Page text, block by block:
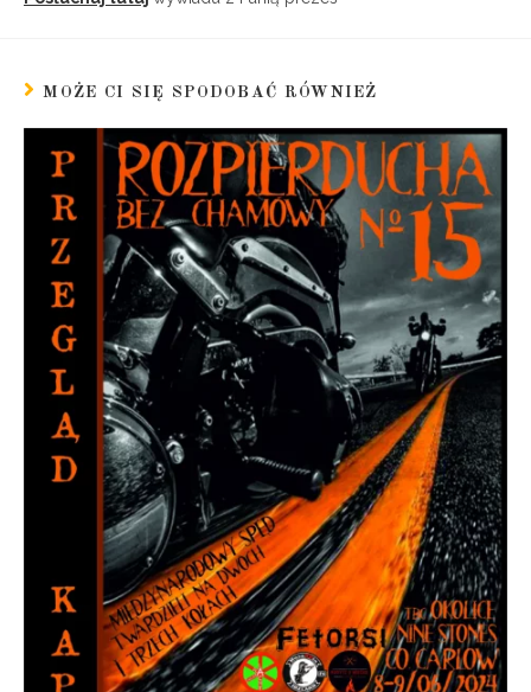
MOŻE CI SIĘ SPODOBAĆ RÓWNIEŻ